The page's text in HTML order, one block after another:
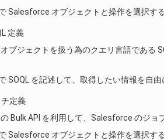
Salesforce オブジェクトと操作を選択す
定義
ブジェクトを扱う為のクエリ言語である
SOQL を記述して、取得したい情報を自
定義
Bulk API を利用して、Salesforce のジョ
Salesforce オブジェクトと操作を選択す